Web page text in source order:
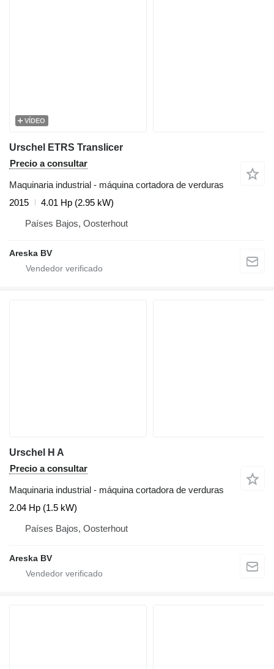
VÍDEO
Urschel ETRS Translicer
Precio a consultar
Maquinaria industrial - máquina cortadora de verduras
2015
4.01 Hp (2.95 kW)
Países Bajos, Oosterhout
Areska BV
Urschel H A
Precio a consultar
Maquinaria industrial - máquina cortadora de verduras
2.04 Hp (1.5 kW)
Países Bajos, Oosterhout
Areska BV